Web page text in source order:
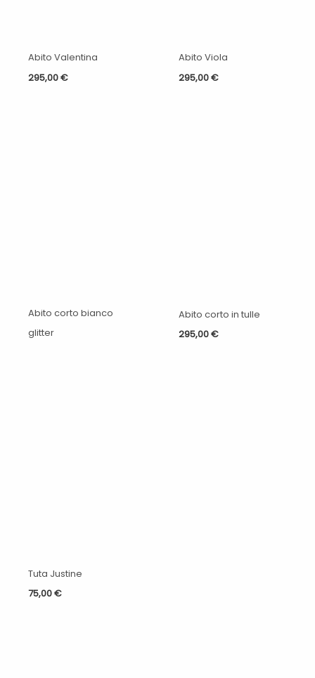
Abito Valentina
295,00€
Abito Viola
295,00€
Abito corto bianco
glitter
Abito corto in tulle
295,00€
Tuta Justine
75,00€